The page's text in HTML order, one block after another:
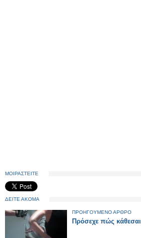
ΜΟΙΡΑΣΤΕΙΤΕ
ΔΕΙΤΕ ΑΚΟΜΑ
ΠΡΟΗΓΟΥΜΕΝΟ ΑΡΘΡΟ
Πρόσεχε πώς κάθεσαι